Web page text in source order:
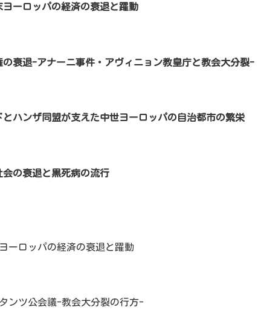
ヨーロッパの経済の衰退と躍動
の衰退-アナーニ事件・アヴィニョン教皇庁と教会大分裂-
とハンザ同盟が支えた中世ヨーロッパの自治都市の繁栄
会の衰退と黒死病の流行
ーロッパの経済の衰退と躍動
ンツ公会議-教会大分裂の行方-